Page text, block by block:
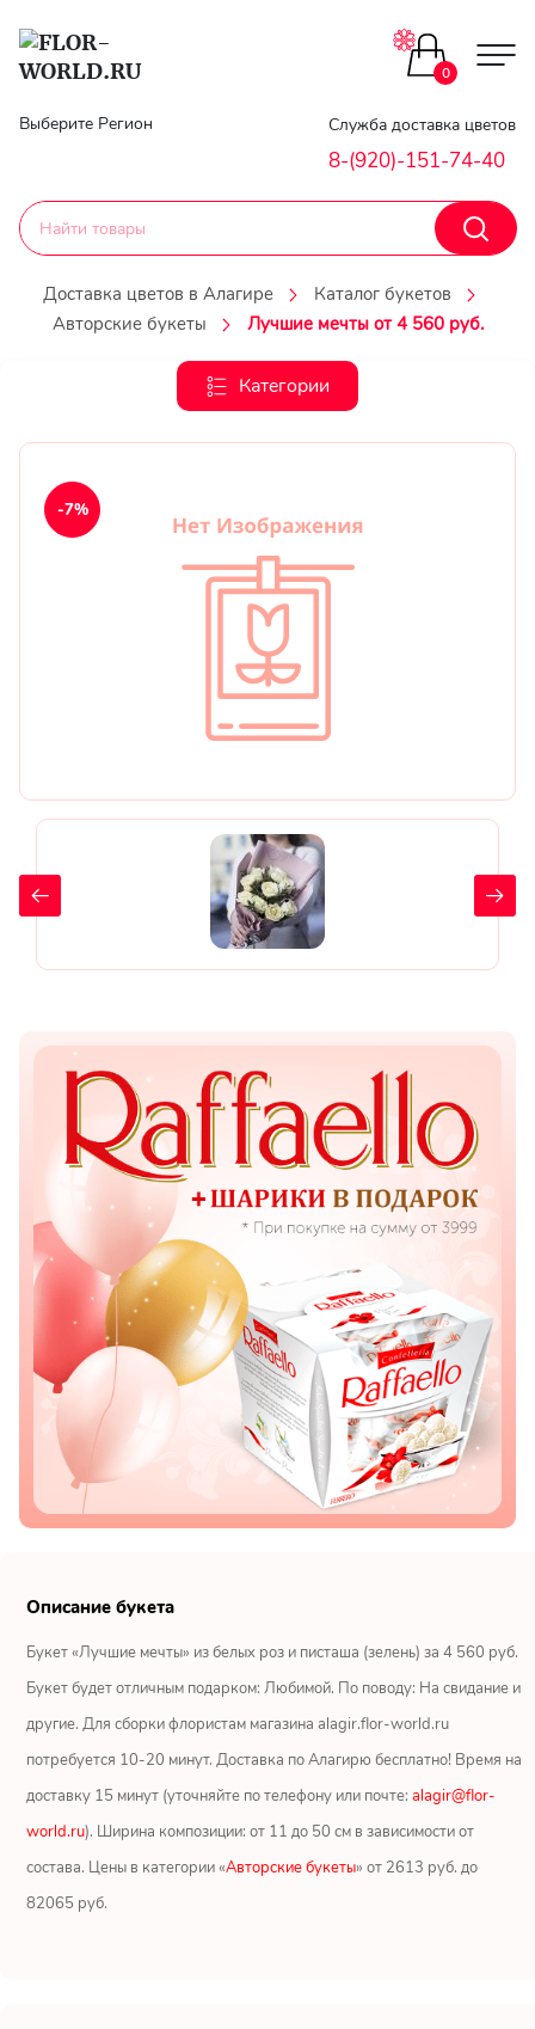
Главная
Гарантии
Доставка
Оплата
Выберите Регион Служба доставка цветов
8-(920)-151-74-40
0
Доставка цветов в Алагире
Каталог букетов
Авторские букеты
Лучшие мечты от 4 560 руб.
Категории
Цветы поштучно
Букеты до 2500
Каталог букетов
Корзины с цветами
Авторские букеты
Букеты из роз
Цветы любимой
Цветы дочери
Цветы сестре
Показать еще
Цветы
Подсолнухи
Лизиантусы
Хризантемы
Лилии
Орхидеи
Ромашки
Альстромерии
Герберы
Показать еще
-7%
Описание букета
Букет «Лучшие мечты» из белых роз и писташа (зелень) за 4 560 руб.
Букет будет отличным подарком: Любимой. По поводу: На свидание и
другие. Для сборки флористам магазина alagir.flor-world.ru
потребуется 10-20 минут. Доставка по Алагирю бесплатно! Время на
доставку 15 минут (уточняйте по телефону или почте: alagir@flor-
world.ru). Ширина композиции: от 11 до 50 см в зависимости от
состава. Цены в категории «Авторские букеты» от 2613 руб. до
82065 руб.